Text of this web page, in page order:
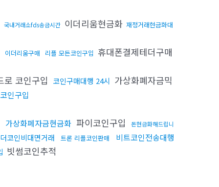
국내거래소fds송금시간 이더리움현금화 재정거래현금화대
이더리움구매 리플 모든코인구입 휴대폰결제테더구매
로 코인구입 코인구매대행 24시 가상화폐자금믹
인구입
가상화폐자금현금화 파이코인구입
돈현금화해드립니
코인비대면거래 트론 리플코인판매 비트코인전송대행
빗썸코인추적